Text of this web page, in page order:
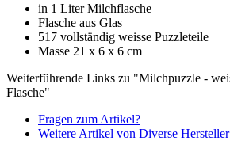
in 1 Liter Milchflasche
Flasche aus Glas
517 vollständig weisse Puzzleteile
Masse 21 x 6 x 6 cm
Weiterführende Links zu "Milchpuzzle -
Flasche"
Fragen zum Artikel?
Weitere Artikel von Diverse Hersteller